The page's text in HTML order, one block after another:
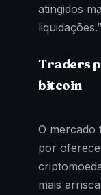
atingidos
liquidações.”
Traders
bitcoin
O mercado
por
mais